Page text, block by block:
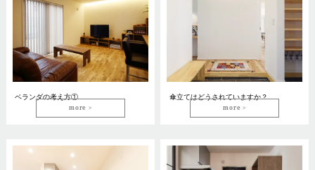
ベランダの考え方①
more
傘立てはどうされていますか？
more